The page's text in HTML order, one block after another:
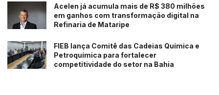
Acelen já acumula mais de R$ 380 milhões
em ganhos com transformação digital na
Refinaria de Mataripe
FIEB lança Comitê das Cadeias Química e
Petroquímica para fortalecer
competitividade do setor na Bahia